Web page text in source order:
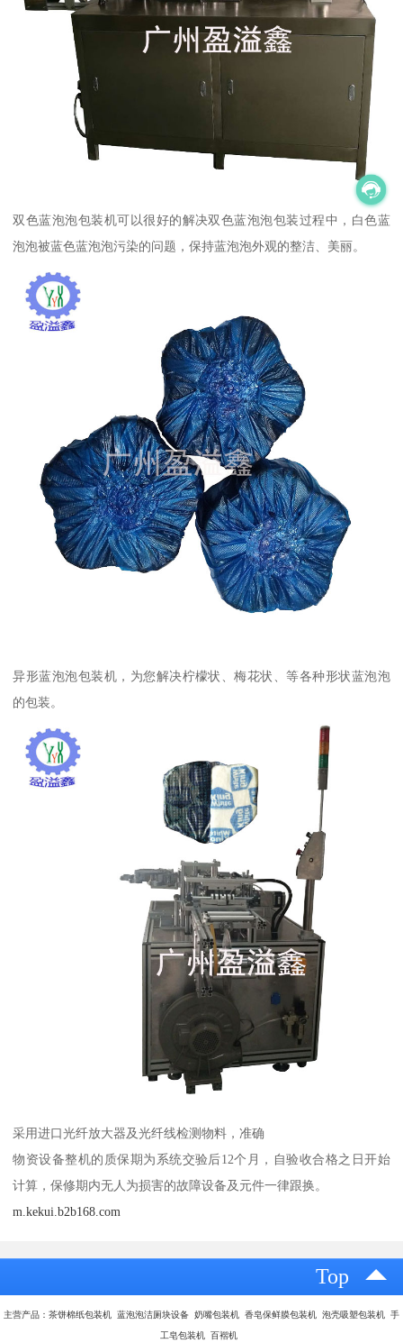
双色蓝泡泡包装机可以很好的解决双色蓝泡泡包装过程中，白色蓝
泡泡被蓝色蓝泡泡污染的问题，保持蓝泡泡外观的整洁、美丽。
异形蓝泡泡包装机，为您解决柠檬状、梅花状、等各种形状蓝泡泡
的包装。
采用进口光纤放大器及光纤线检测物料，准确
物资设备整机的质保期为系统交验后12个月，自验收合格之日开始
计算，保修期内无人为损害的故障设备及元件一律跟换。
m.kekui.b2b168.com
Top
主营产品：茶饼棉纸包装机 蓝泡泡洁厕块设备 奶嘴包装机 香皂保鲜膜包装机 泡壳吸塑包装机 手
工皂包装机 百褶机